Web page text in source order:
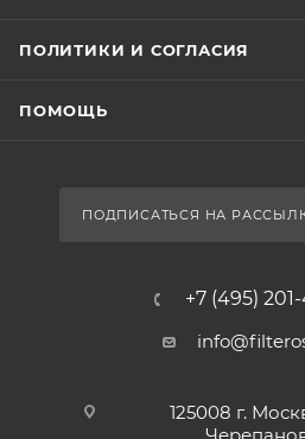
ПОЛИТИКИ И СОГЛАСИЯ
ПОМОЩЬ
ПОДПИСАТЬСЯ НА
+7 (495)
125008 г.